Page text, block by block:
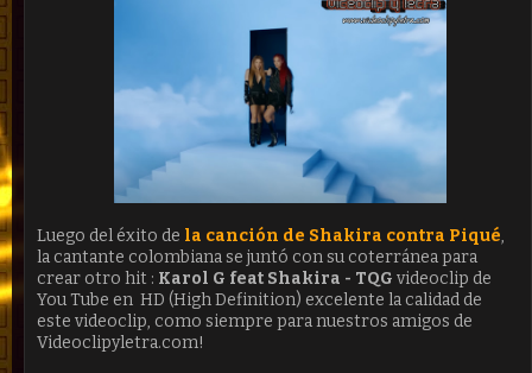
Luego del éxito de la canción de Shakira contra Piqué,
la cantante colombiana se juntó con su coterránea para
crear otro hit : Karol G feat Shakira - TQG videoclip de
You Tube en HD (High Definition) excelente la calidad de
este videoclip, como siempre para nuestros amigos de
Videoclipyletra.com!